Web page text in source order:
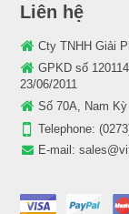
Liên hệ
Cty TNHH Giải
GPKD số
23/06/2011
Số 70A, Nam
Telephone:
E-mail: